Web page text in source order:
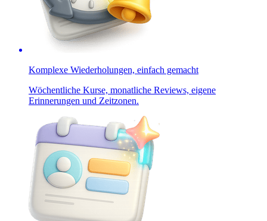
Komplexe Wiederholungen, einfach gemacht
Wöchentliche Kurse, monatliche Reviews, eigene
Erinnerungen und Zeitzonen.